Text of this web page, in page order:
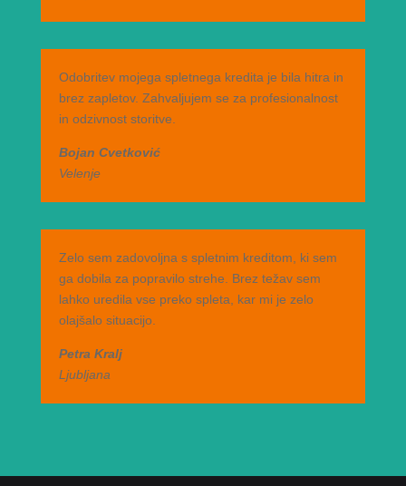
Odobritev mojega spletnega kredita je bila hitra in
brez zapletov. Zahvaljujem se za profesionalnost
in odzivnost storitve.
Bojan Cvetković
Velenje
Zelo sem zadovoljna s spletnim kreditom, ki sem
ga dobila za popravilo strehe. Brez težav sem
lahko uredila vse preko spleta, kar mi je zelo
olajšalo situacijo.
Petra Kralj
Ljubljana